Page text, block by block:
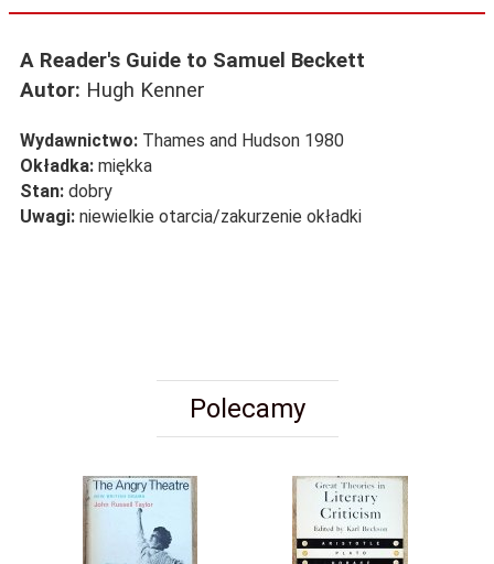
A Reader's Guide to Samuel Beckett
Autor: Hugh Kenner
Wydawnictwo: Thames and Hudson 1980
Okładka: miękka
Stan: dobry
Uwagi: niewielkie otarcia/zakurzenie okładki
Polecamy